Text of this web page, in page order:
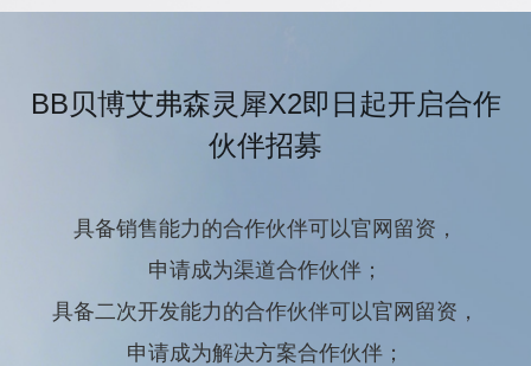
BB贝博艾弗森灵犀X2即日起开启合作
伙伴招募
具备销售能力的合作伙伴可以官网留资，
申请成为渠道合作伙伴；
具备二次开发能力的合作伙伴可以官网留资，
申请成为解决方案合作伙伴；